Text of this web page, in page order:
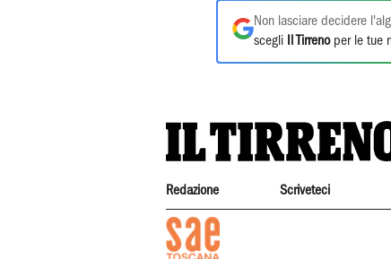
Non lasciare decidere
scegli
Il Tirrenoper le tue
Redazione Scriveteci